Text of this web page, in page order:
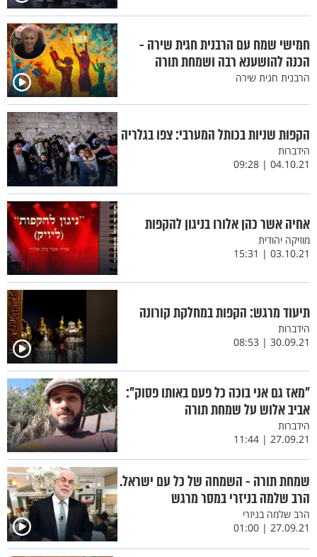
חמישי שמח עם הרבנית חגית שירה -
הכנה להושענא רבה ושמחת תורה
הרבנית חגית שירה
הקפות שניות בכותל המערבי: צפו בגלריה
הידברות
04.10.21 | 09:28
אחיה אשר כהן אלורו בניגון להקפות
מוזיקה יהודית
03.10.21 | 15:31
תיעוד מרגש: הקפות במחלקת קורונה
הידברות
30.09.21 | 08:53
"מאז גם אני בוכה כל פעם באותו פסוק":
אביב אלוש על שמחת תורה
הידברות
27.09.21 | 11:44
שמחת תורה - השמחה של כל עם ישראל.
הרב שלמה בניזרי במסר מרגש
הרב שלמה בניזרי
27.09.21 | 01:00